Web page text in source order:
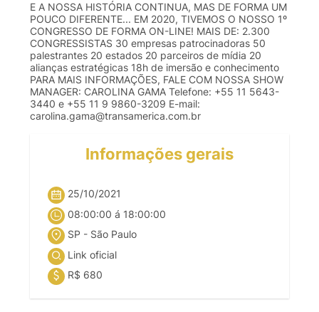
E A NOSSA HISTÓRIA CONTINUA, MAS DE FORMA UM
POUCO DIFERENTE... EM 2020, TIVEMOS O NOSSO 1º
CONGRESSO DE FORMA ON-LINE! MAIS DE: 2.300
CONGRESSISTAS 30 empresas patrocinadoras 50
palestrantes 20 estados 20 parceiros de mídia 20
alianças estratégicas 18h de imersão e conhecimento
PARA MAIS INFORMAÇÕES, FALE COM NOSSA SHOW
MANAGER: CAROLINA GAMA Telefone: +55 11 5643-
3440 e +55 11 9 9860-3209 E-mail:
carolina.gama@transamerica.com.br
Informações gerais
25/10/2021
08:00:00 á 18:00:00
SP - São Paulo
Link oficial
R$ 680